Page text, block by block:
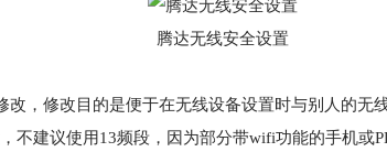
腾达无线安全设置
改，修改目的是便于在无线设备设置时与别人的无
不建议使用13频段，因为部分带wifi功能的手机或